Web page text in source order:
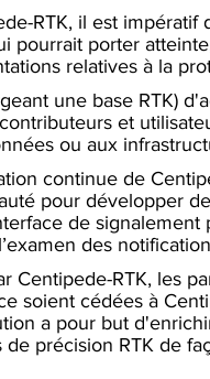
RTK, il est
pourrait porter
relatives à la
une base RTK)
et
ou aux
continue de
pour développer
de
des
Centipede-RTK, les
soient cédées à
a pour but
précision RTK de